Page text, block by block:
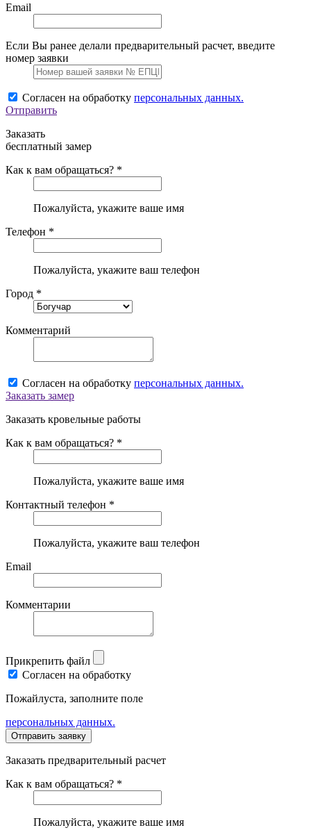
Email
Если Вы ранее делали предварительный расчет, введите
номер заявки
Согласен на обработку персональных данных.
Отправить
Заказать
бесплатный замер
Как к вам обращаться? *
Пожалуйста, укажите ваше имя
Телефон *
Пожалуйста, укажите ваш телефон
Город *
Комментарий
Согласен на обработку персональных данных.
Заказать замер
Заказать кровельные работы
Как к вам обращаться? *
Пожалуйста, укажите ваше имя
Контактный телефон *
Пожалуйста, укажите ваш телефон
Email
Комментарии
Прикрепить файл
Согласен на обработку
Пожайлуста, заполните поле
персональных данных.
Заказать предварительный расчет
Как к вам обращаться? *
Пожалуйста, укажите ваше имя